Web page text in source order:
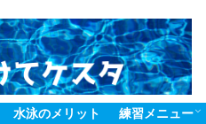
水泳のメリット 練習メニュー